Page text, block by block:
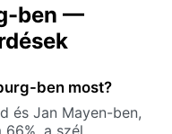
ben —
ben most?
és Jan Mayen-ben,
a szél